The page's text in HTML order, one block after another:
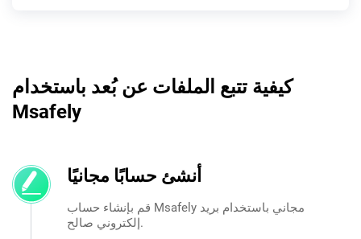
كيفية تتبع الملفات عن بُعد باستخدام
Msafely
أنشئ حسابًا مجانيًا
قم بإنشاء حساب Msafely مجاني باستخدام بريد
إلكتروني صالح.